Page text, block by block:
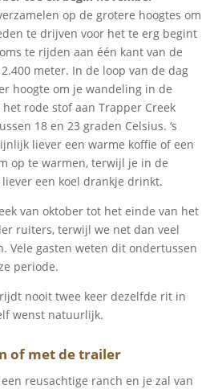
op de grotere hoogtes om
te drijven voor het te erg begint
te rijden aan één kant van de
meter. In de loop van de dag
hoogte om je wandeling in de
rode stof aan Trapper Creek
18 en 23 graden Celsius. ‘s
liever een warme koffie of een
op te warmen, terwijl je in de
een koel drankje drinkt.
van oktober tot het einde van het
ruiters, terwijl we net dan veel
Vele gasten weten dit ondertussen
periode.
nooit twee keer dezelfde rit in
wenst natuurlijk.
of met de trailer
reusachtige ranch en je zal van